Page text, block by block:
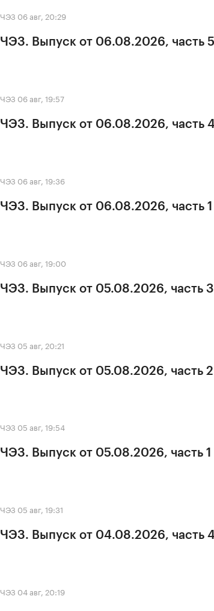
ЧЭЗ 06 авг, 20:29
ЧЭЗ. Выпуск от 06.08.2026, часть 5
ЧЭЗ 06 авг, 19:57
ЧЭЗ. Выпуск от 06.08.2026, часть
ЧЭЗ 06 авг, 19:36
ЧЭЗ. Выпуск от 06.08.2026, часть 1
ЧЭЗ 06 авг, 19:00
ЧЭЗ. Выпуск от 05.08.2026, часть 3
ЧЭЗ 05 авг, 20:21
ЧЭЗ. Выпуск от 05.08.2026, часть 2
ЧЭЗ 05 авг, 19:54
ЧЭЗ. Выпуск от 05.08.2026, часть 1
ЧЭЗ 05 авг, 19:31
ЧЭЗ. Выпуск от 04.08.2026, часть
ЧЭЗ 04 авг, 20:19